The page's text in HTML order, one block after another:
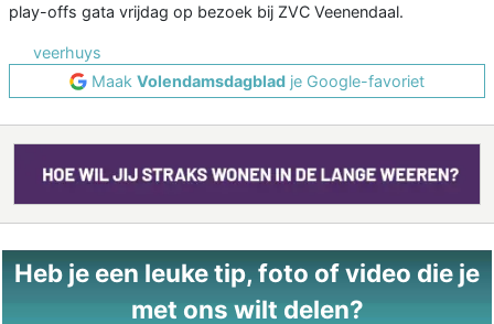
play-offs gata vrijdag op bezoek bij ZVC Veenendaal.
veerhuys
Maak Volendamsdagblad je Google-favoriet
Heb je een leuke tip, foto of video die je
met ons wilt delen?